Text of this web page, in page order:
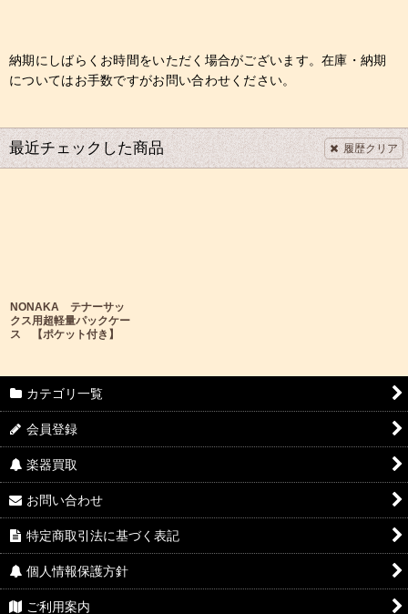
納期にしばらくお時間をいただく場合がございます。在庫・納期
についてはお手数ですがお問い合わせください。
最近チェックした商品 履歴クリア
NONAKA テナーサッ
クス用超軽量パックケー
ス 【ポケット付き】
カテゴリ一覧
会員登録
楽器買取
お問い合わせ
特定商取引法に基づく表記
個人情報保護方針
ご利用案内